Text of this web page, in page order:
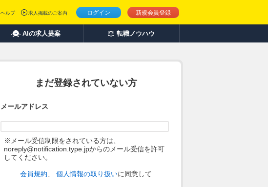
ログイン 新規会員登録
ヘルプ 求人掲載のご案内
AIの求人提案 転職ノウハウ
まだ登録されていない方
メールアドレス
※メール受信制限をされている方は、
noreply@notification.type.jpからのメール受信を許可
してください。
会員規約 個人情報の取り扱いに同意して